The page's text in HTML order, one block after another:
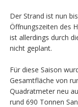
Der Strand ist nun
Öffnungszeiten des
ist allerdings durch
nicht geplant.
Für diese Saison
Gesamtfläche von
Quadratmeter neu
rund 690 Tonnen